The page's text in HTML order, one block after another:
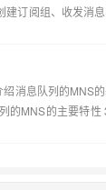
订阅组、收发消息